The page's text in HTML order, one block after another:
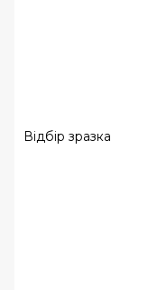
Відбір зразка